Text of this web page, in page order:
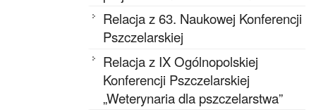
Relacja z 63. Naukowej Konferencji
Pszczelarskiej
Relacja z IX Ogólnopolskiej
Konferencji Pszczelarskiej
„Weterynaria dla pszczelarstwa”